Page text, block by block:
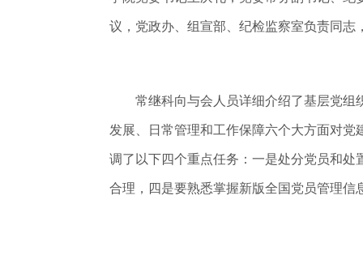
议，党政办、组宣部、纪检监察室负责同
常继科向与会人员详细介绍了基层党组织
发展、日常管理和工作保障六个大方面对
调了以下四个重点任务：一是处分党员和
合理，四是要熟悉掌握新版全国党员管理